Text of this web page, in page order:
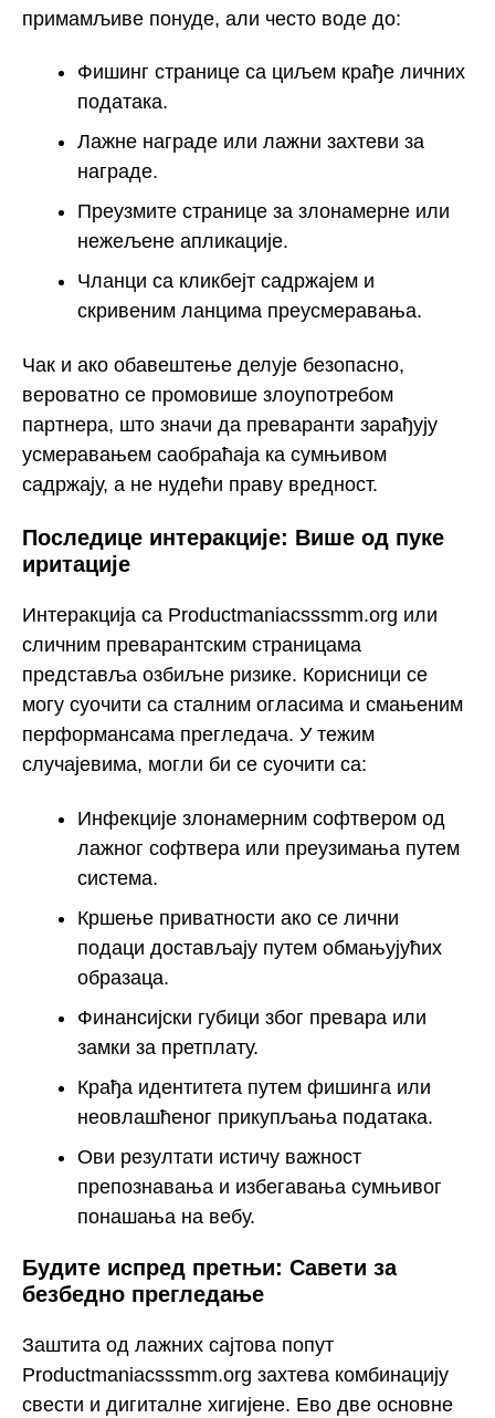
примамљиве понуде, али често воде до:
Фишинг странице са циљем крађе личних
података.
Лажне награде или лажни захтеви за
награде.
Преузмите странице за злонамерне или
нежељене апликације.
Чланци са кликбејт садржајем и
скривеним ланцима преусмеравања.
Чак и ако обавештење делује безопасно,
вероватно се промовише злоупотребом
партнера, што значи да преваранти зарађују
усмеравањем саобраћаја ка сумњивом
садржају, а не нудећи праву вредност.
Последице интеракције: Више од пуке
иритације
Интеракција са Productmaniacsssmm.org или
сличним преварантским страницама
представља озбиљне ризике. Корисници се
могу суочити са сталним огласима и смањеним
перформансама прегледача. У тежим
случајевима, могли би се суочити са:
Инфекције злонамерним софтвером од
лажног софтвера или преузимања путем
система.
Кршење приватности ако се лични
подаци достављају путем обмањујућих
образаца.
Финансијски губици због превара или
замки за претплату.
Крађа идентитета путем фишинга или
неовлашћеног прикупљања података.
Ови резултати истичу важност
препознавања и избегавања сумњивог
понашања на вебу.
Будите испред претњи: Савети за
безбедно прегледање
Заштита од лажних сајтова попут
Productmaniacsssmm.org захтева комбинацију
свести и дигиталне хигијене. Ево две основне